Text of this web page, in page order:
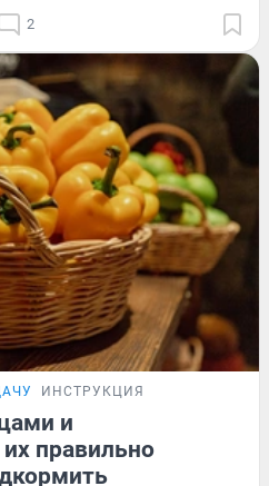
2
ИНСТРУКЦИЯ
и
правильно